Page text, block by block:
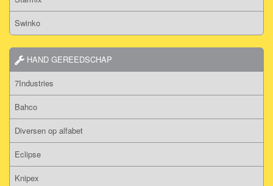
Swinko
HAND GEREEDSCHAP
7Industries
Bahco
Diversen op alfabet
Eclipse
Knipex